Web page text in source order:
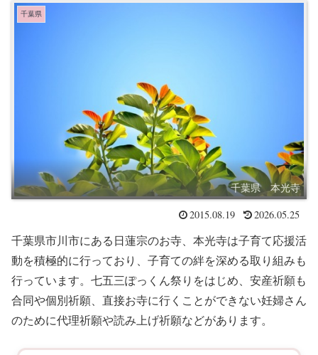
千葉県
千葉県 本光寺
2015.08.19 2026.05.25
千葉県市川市にある日蓮宗のお寺、本光寺は子育て応援活
動を積極的に行っており、子育ての絆を深める取り組みも
行っています。七五三ぽっくん祭りをはじめ、安産祈願も
合同や個別祈願、直接お寺に行くことができない妊婦さん
のために代理祈願や読み上げ祈願などがあります。